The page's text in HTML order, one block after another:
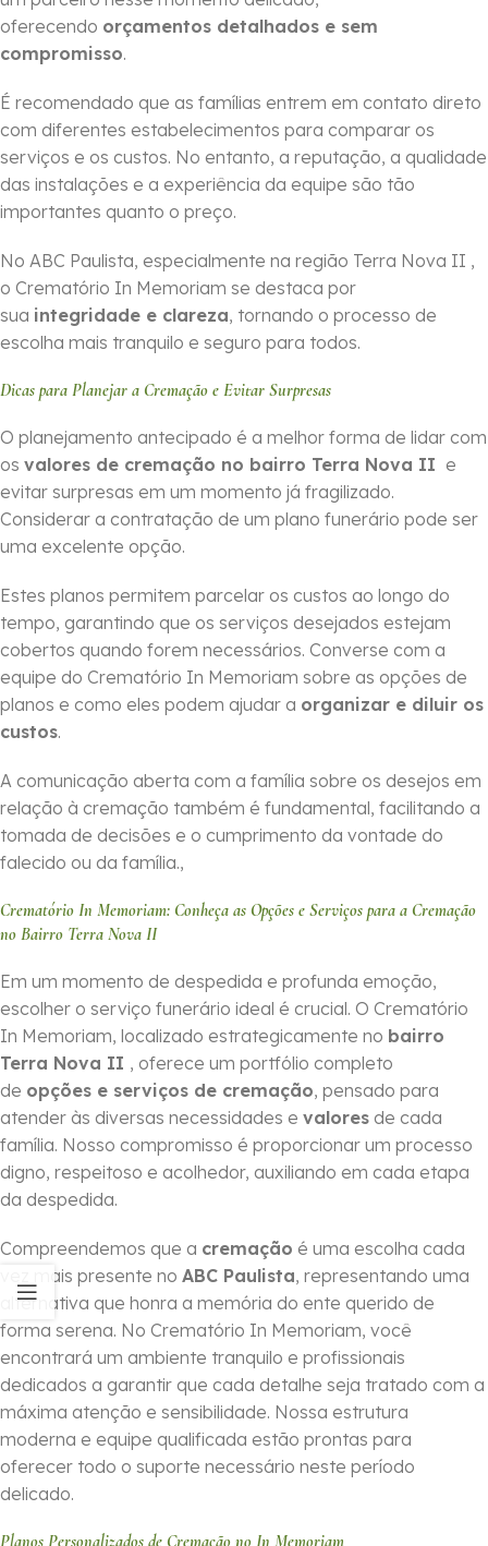
oferecendo orçamentos detalhados e sem
compromisso.
É recomendado que as famílias entrem em contato direto
com diferentes estabelecimentos para comparar os
serviços e os custos. No entanto, a reputação, a qualidade
das instalações e a experiência da equipe são tão
importantes quanto o preço.
No ABC Paulista, especialmente na região Terra Nova II ,
o Crematório In Memoriam se destaca por
sua integridade e clareza, tornando o processo de
escolha mais tranquilo e seguro para todos.
Dicas para Planejar a Cremação e Evitar Surpresas
O planejamento antecipado é a melhor forma de lidar com
os valores de cremação no bairro Terra Nova II e
evitar surpresas em um momento já fragilizado.
Considerar a contratação de um plano funerário pode ser
uma excelente opção.
Estes planos permitem parcelar os custos ao longo do
tempo, garantindo que os serviços desejados estejam
cobertos quando forem necessários. Converse com a
equipe do Crematório In Memoriam sobre as opções de
planos e como eles podem ajudar a organizar e diluir os
custos.
A comunicação aberta com a família sobre os desejos em
relação à cremação também é fundamental, facilitando a
tomada de decisões e o cumprimento da vontade do
falecido ou da família.,
Crematório In Memoriam: Conheça as Opções e Serviços para a Cremação
no Bairro Terra Nova II
Em um momento de despedida e profunda emoção,
escolher o serviço funerário ideal é crucial. O Crematório
In Memoriam, localizado estrategicamente no bairro
Terra Nova II , oferece um portfólio completo
de opções e serviços de cremação, pensado para
atender às diversas necessidades e valores de cada
família. Nosso compromisso é proporcionar um processo
digno, respeitoso e acolhedor, auxiliando em cada etapa
da despedida.
Compreendemos que a cremação é uma escolha cada
vez mais presente no ABC Paulista, representando uma
alternativa que honra a memória do ente querido de
forma serena. No Crematório In Memoriam, você
encontrará um ambiente tranquilo e profissionais
dedicados a garantir que cada detalhe seja tratado com a
máxima atenção e sensibilidade. Nossa estrutura
moderna e equipe qualificada estão prontas para
oferecer todo o suporte necessário neste período
delicado.